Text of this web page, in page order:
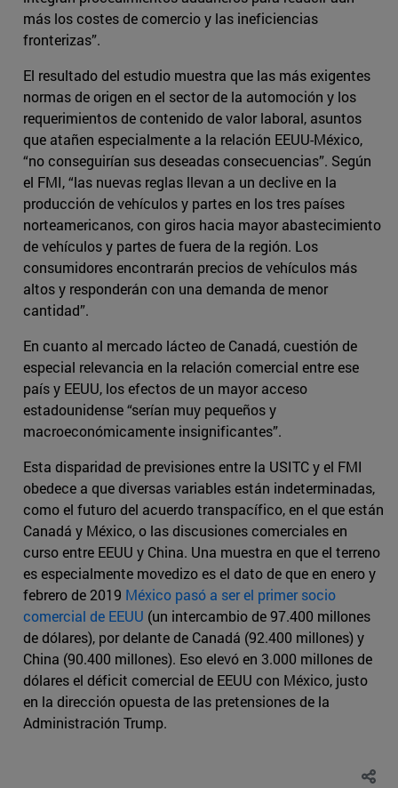
más los costes de comercio y las ineficiencias
fronterizas”.
El resultado del estudio muestra que las más exigentes
normas de origen en el sector de la automoción y los
requerimientos de contenido de valor laboral, asuntos
que atañen especialmente a la relación EEUU-México,
“no conseguirían sus deseadas consecuencias”. Según
el FMI, “las nuevas reglas llevan a un declive en la
producción de vehículos y partes en los tres países
norteamericanos, con giros hacia mayor abastecimiento
de vehículos y partes de fuera de la región. Los
consumidores encontrarán precios de vehículos más
altos y responderán con una demanda de menor
cantidad”.
En cuanto al mercado lácteo de Canadá, cuestión de
especial relevancia en la relación comercial entre ese
país y EEUU, los efectos de un mayor acceso
estadounidense “serían muy pequeños y
macroeconómicamente insignificantes”.
Esta disparidad de previsiones entre la USITC y el FMI
obedece a que diversas variables están indeterminadas,
como el futuro del acuerdo transpacífico, en el que están
Canadá y México, o las discusiones comerciales en
curso entre EEUU y China. Una muestra en que el terreno
es especialmente movedizo es el dato de que en enero y
febrero de 2019 México pasó a ser el primer socio
comercial de EEUU (un intercambio de 97.400 millones
de dólares), por delante de Canadá (92.400 millones) y
China (90.400 millones). Eso elevó en 3.000 millones de
dólares el déficit comercial de EEUU con México, justo
en la dirección opuesta de las pretensiones de la
Administración Trump.